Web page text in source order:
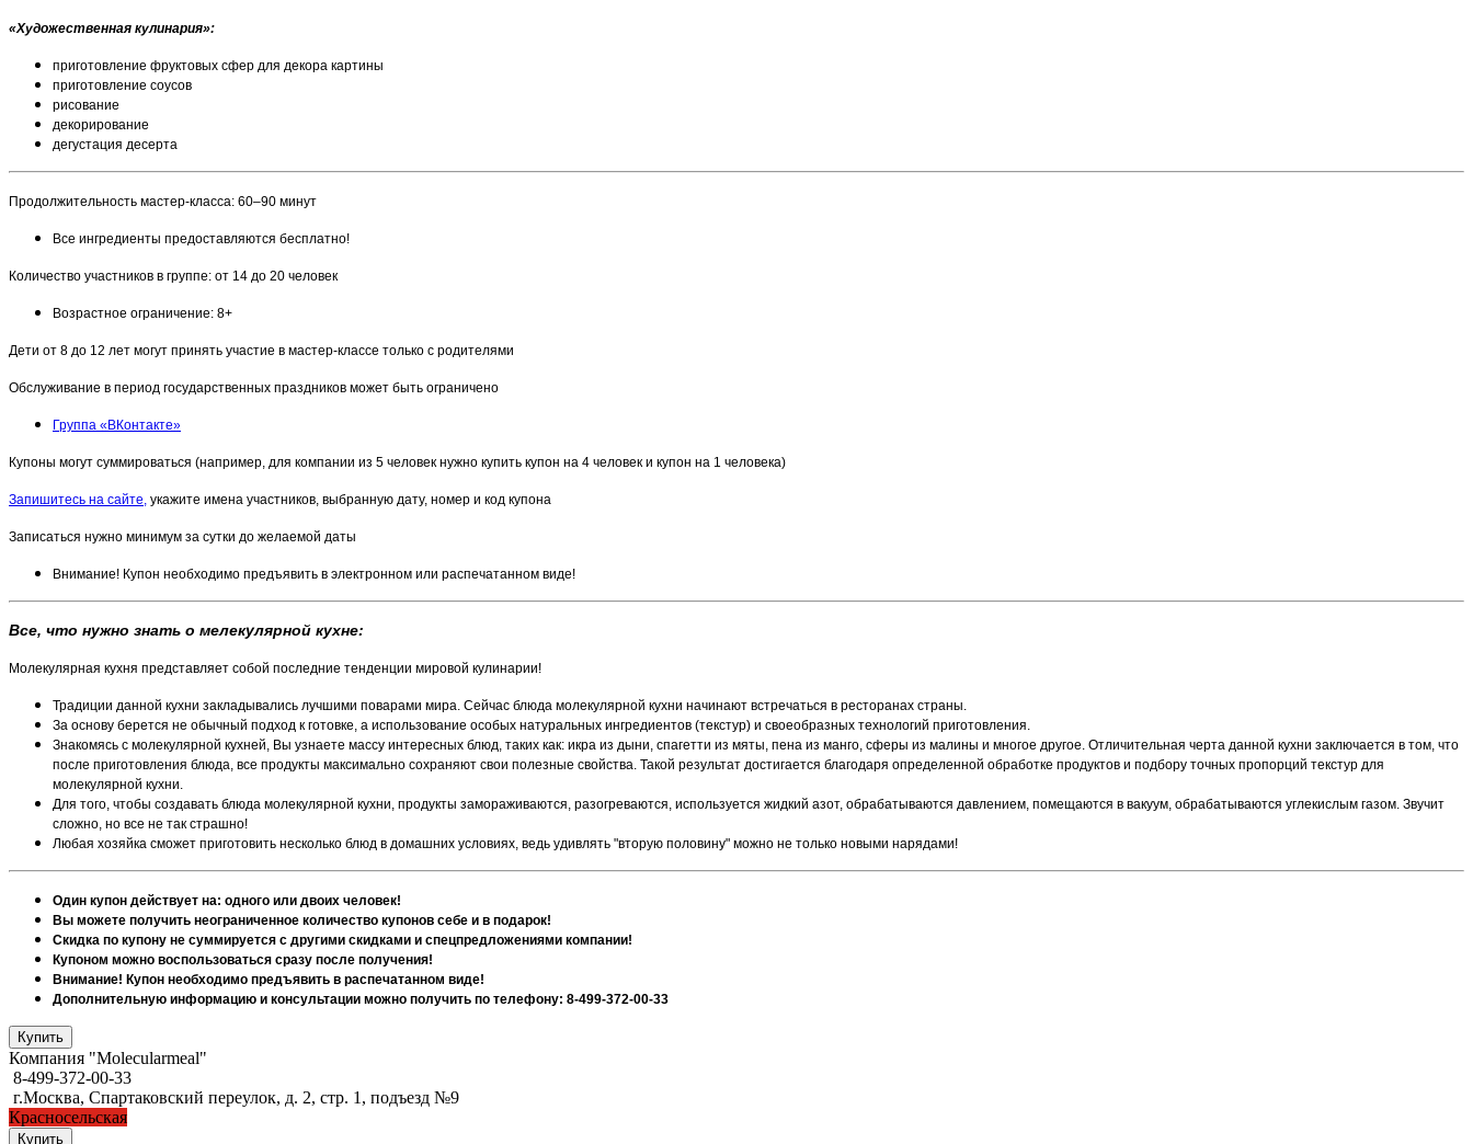
«Художественная кулинария»:
приготовление фруктовых сфер для декора картины
приготовление соусов
рисование
декорирование
дегустация десерта
Продолжительность мастер-класса: 60–90 минут
Все ингредиенты предоставляются бесплатно!
Количество участников в группе: от 14 до 20 человек
Возрастное ограничение: 8+
Дети от 8 до 12 лет могут принять участие в мастер-классе только с родителями
Обслуживание в период государственных праздников может быть ограничено
Группа «ВКонтакте»
Купоны могут суммироваться (например, для компании из 5 человек нужно купить купон на 4 человек и купон на 1 человека)
Запишитесь на сайте, укажите имена участников, выбранную дату, номер и код купона
Записаться нужно минимум за сутки до желаемой даты
Внимание! Купон необходимо предъявить в электронном или распечатанном виде!
​​Все, что нужно знать о мелекулярной кухне:
Молекулярная кухня представляет собой последние тенденции мировой кулинарии!
Традиции данной кухни закладывались лучшими поварами мира. Сейчас блюда молекулярной кухни начинают встречаться в ресторанах страны.
За основу берется не обычный подход к готовке, а использование особых натуральных ингредиентов (текстур) и своеобразных технологий приготовления.
Знакомясь с молекулярной кухней, Вы узнаете массу интересных блюд, таких как: икра из дыни, спагетти из мяты, пена из манго, сферы из малины и многое другое. Отличительная черта данной кухни заключается в том, что
после приготовления блюда, все продукты максимально сохраняют свои полезные свойства. Такой результат достигается благодаря определенной обработке продуктов и подбору точных пропорций текстур для
молекулярной кухни.
Для того, чтобы создавать блюда молекулярной кухни, продукты замораживаются, разогреваются, используется жидкий азот, обрабатываются давлением, помещаются в вакуум, обрабатываются углекислым газом. Звучит
сложно, но все не так страшно!
Любая хозяйка сможет приготовить несколько блюд в домашних условиях, ведь удивлять "вторую половину" можно не только новыми нарядами!
Один купон действует на: одного или двоих человек!
Вы можете получить неограниченное количество купонов себе и в подарок!
Скидка по купону не суммируется с другими скидками и спецпредложениями компании!
Купоном можно воспользоваться сразу после получения!
Внимание! Купон необходимо предъявить в распечатанном виде!
Дополнительную информацию и консультации можно получить по телефону: 8-499-372-00-33​
Компания "Molecularmeal"
8-499-372-00-33
г.Москва, Спартаковский переулок, д. 2, стр. 1, подъезд №9
Красносельская